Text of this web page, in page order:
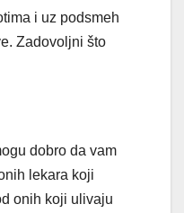
i uz podsmeh
Zadovoljni što
dobro da vam
lekara koji
onih koji ulivaju